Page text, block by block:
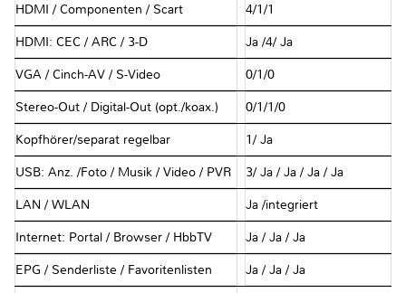
HDMI / Componenten / Scart 4/1/1
HDMI: CEC / ARC / 3-D Ja /4/ Ja
VGA / Cinch-AV / S-Video 0/1/0
Stereo-Out / Digital-Out (opt./koax.) 0/1/1/0
Kopfhörer/separat regelbar 1/ Ja
USB: Anz. /Foto / Musik / Video / PVR 3/ Ja / Ja / Ja / Ja
LAN / WLAN Ja /integriert
Internet: Portal / Browser / HbbTV Ja / Ja / Ja
EPG / Senderliste / Favoritenlisten Ja / Ja / Ja